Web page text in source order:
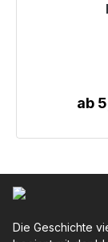
ab
Die Geschichte